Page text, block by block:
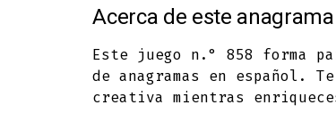
Acerca de este
Este juego n.° 858 forma
de anagramas en español.
creativa mientras